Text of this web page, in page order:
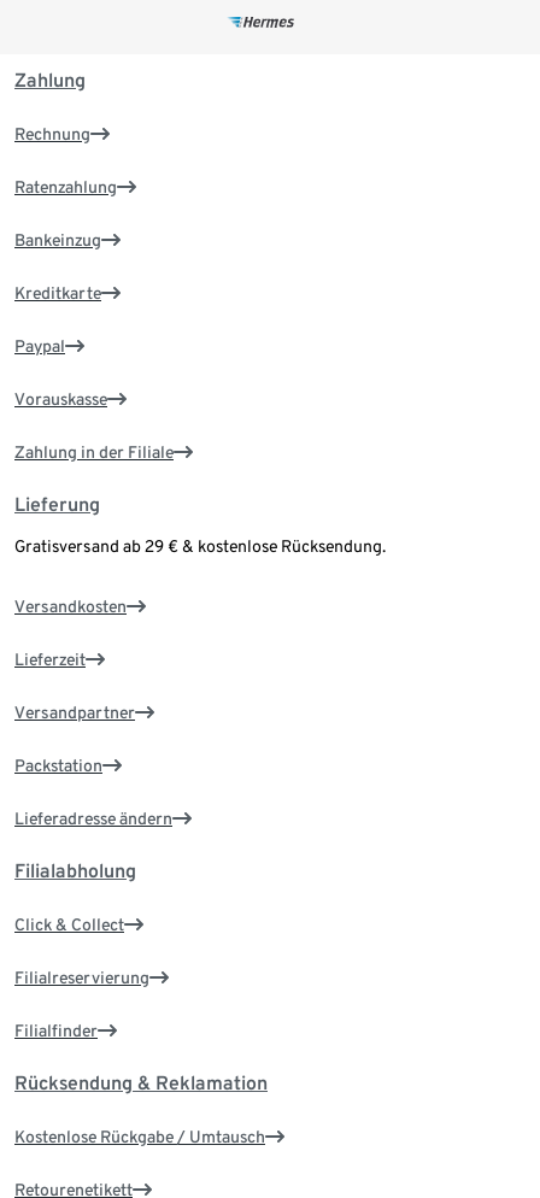
Zahlung
Rechnung
Ratenzahlung
Bankeinzug
Kreditkarte
Paypal
Vorauskasse
Zahlung in der Filiale
Lieferung
Gratisversand ab 29 € & kostenlose Rücksendung.
Versandkosten
Lieferzeit
Versandpartner
Packstation
Lieferadresse ändern
Filialabholung
Click & Collect
Filialreservierung
Filialfinder
Rücksendung & Reklamation
Kostenlose Rückgabe / Umtausch
Retourenetikett